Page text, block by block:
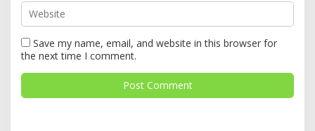
Save my name, email, and website in this browser for
the next time I comment.